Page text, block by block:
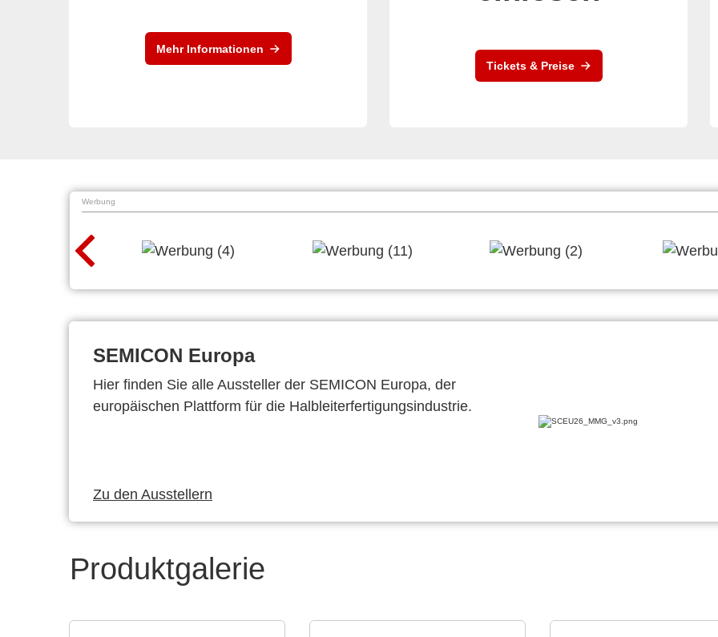
Mehr Informationen
Tickets & Preise
Werbung
SEMICON Europa
Hier finden Sie alle Aussteller der SEMICON Europa, der
europäischen Plattform für die Halbleiterfertigungsindustrie.
Zu den Ausstellern
Produktgalerie